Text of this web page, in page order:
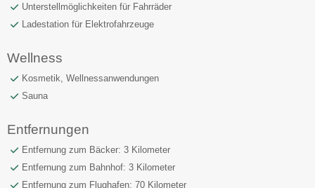
Unterstellmöglichkeiten für Fahrräder
Ladestation für Elektrofahrzeuge
Wellness
Kosmetik, Wellnessanwendungen
Sauna
Entfernungen
Entfernung zum Bäcker: 3 Kilometer
Entfernung zum Bahnhof: 3 Kilometer
Entfernung zum Flughafen: 70 Kilometer